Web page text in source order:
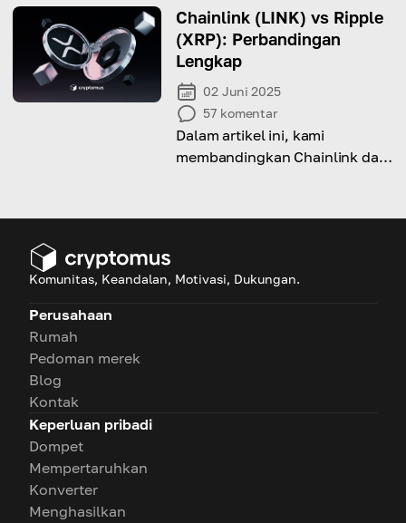
memprediksi “Bitcoin
berikutnya”.
Chainlink (LINK) vs Ripple
(XRP): Perbandingan
Lengkap
02 Juni 2025
57 komentar
Dalam artikel ini, kami
membandingkan Chainlink dan
dan adopsi.
Komunitas, Keandalan, Motivasi, Dukungan.
Perusahaan
Rumah
Pedoman merek
Blog
Kontak
Keperluan pribadi
Dompet
Mempertaruhkan
Konverter
Menghasilkan